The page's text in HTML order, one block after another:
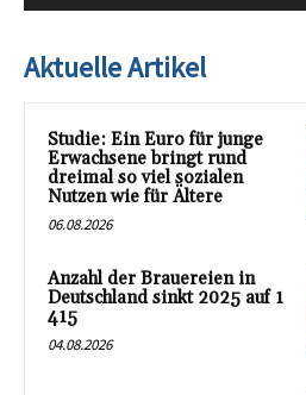
Aktuelle Artikel
Studie: Ein Euro für junge
Erwachsene bringt rund
dreimal so viel sozialen
Nutzen wie für Ältere
06.08.2026
Anzahl der Brauereien in
Deutschland sinkt 2025 auf 1
415
04.08.2026